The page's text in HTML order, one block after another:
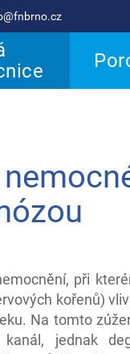
při
kořenů)
Na tomto
jednak